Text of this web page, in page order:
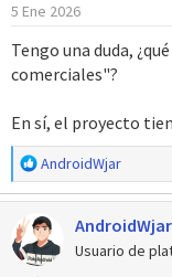
5 Ene 2026
Tengo una duda,
comerciales"?
En sí, el proyecto
R
e
a
c
c
i
AndroidWjar
AndroidWjar
Usuario de